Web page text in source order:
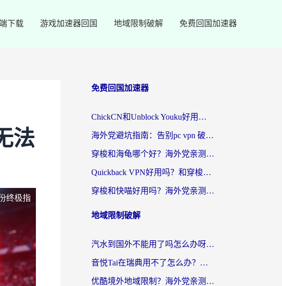
下载 游戏加速器回国 地域限制破解 免费回国加速器
法
终极指
免费回国加速器
ChickCN和Unblock Youku好用吗？海外党亲测3款回国加速器，附iOS免费选择指南
海外党避坑指南：告别pc vpn 破解，选对回国加速器轻松访问国内资源
穿梭和海龟哪个好？海外党亲测回国加速器，附电脑免费VPN推荐
Quickback VPN好用吗？和穿梭VPN对比哪个回国效果更好？海外党必看的真实测评与选择指南
穿梭和快喵好用吗？海外党亲测3款回国加速器，附日本回国VPN避坑指南
地域限制破解
汽水到国外不能用了吗怎么办呀？海外党追剧看片的救星在这里！
音悦Tai在瑞典用不了怎么办？海外华人追剧听歌的实用指南
优酷境外地域限制？海外党亲测：这样看国内剧再也不卡（附3个实用场景解决）